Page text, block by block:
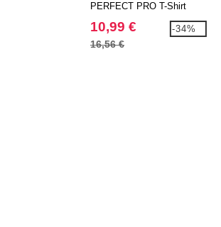
PERFECT PRO T-Shirt
10,99 €
16,56 €
-34%